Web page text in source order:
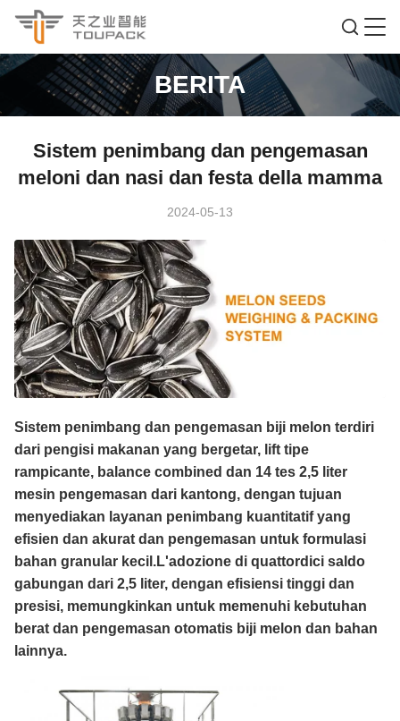
BERITA
Sistem penimbang dan pengemasan
meloni dan nasi dan festa della mamma
2024-05-13
Sistem penimbang dan pengemasan biji melon terdiri
dari pengisi makanan yang bergetar, lift tipe
rampicante, balance combined dan 14 tes 2,5 liter
mesin pengemasan dari kantong, dengan tujuan
menyediakan layanan penimbang kuantitatif yang
efisien dan akurat dan pengemasan untuk formulasi
bahan granular kecil.L'adozione di quattordici saldo
gabungan dari 2,5 liter, dengan efisiensi tinggi dan
presisi, memungkinkan untuk memenuhi kebutuhan
berat dan pengemasan otomatis biji melon dan bahan
lainnya.